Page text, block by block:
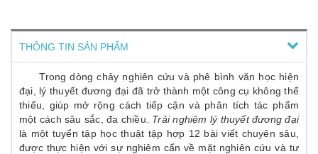
THÔNG TIN SẢN PHẨM
Trong dòng chảy nghiên cứu và phê bình văn học hiện
đại, lý thuyết đương đại đã trở thành một công cụ không thể
thiếu, giúp mở rộng cách tiếp cận và phân tích tác phẩm
một cách sâu sắc, đa chiều. Trải nghiệm lý thuyết đương đại
là một tuyển tập học thuật tập hợp 12 bài viết chuyên sâu,
được thực hiện với sự nghiêm cẩn về mặt nghiên cứu và tư